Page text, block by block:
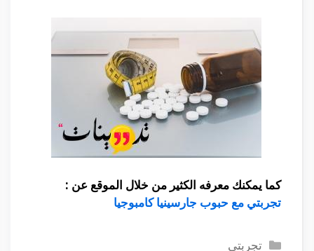
كما يمكنك معرفه الكثير من خلال الموقع عن :
تجربتي مع حبوب جارسينيا كامبوجيا
التصنيفات
تجربتى